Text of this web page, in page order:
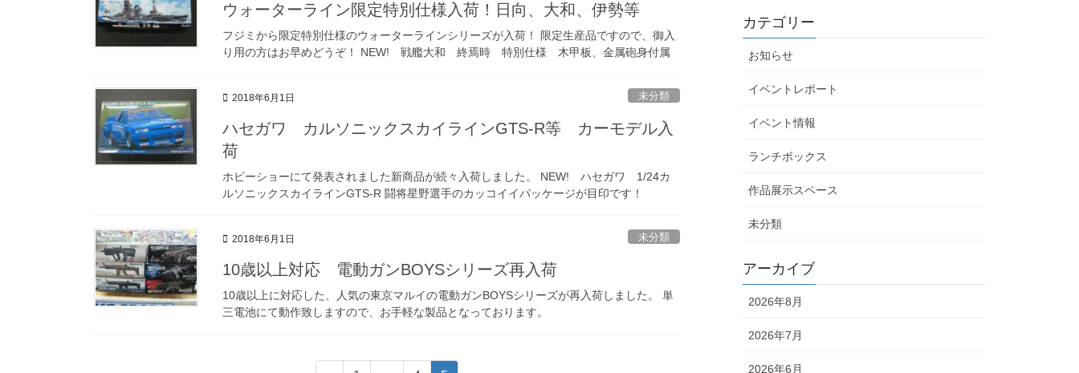
ウォーターライン限定特別仕様入荷！日向、大和、伊勢等
フジミから限定特別仕様のウォーターラインシリーズが入荷！ 限定生産品ですので、御入
り用の方はお早めどうぞ！ NEW! 戦艦大和 終焉時 特別仕様 木甲板、金属砲身付属
2018年6月1日 未分類
ハセガワ カルソニックスカイラインGTS-R等 カーモデル入
荷
ホビーショーにて発表されました新商品が続々入荷しました。 NEW! ハセガワ 1/24カ
ルソニックスカイラインGTS-R 闘将星野選手のカッコイイパッケージが目印です！
2018年6月1日 未分類
10歳以上対応 電動ガンBOYSシリーズ再入荷
10歳以上に対応した、人気の東京マルイの電動ガンBOYSシリーズが再入荷しました。 単
三電池にて動作致しますので、お手軽な製品となっております。
カテゴリー
お知らせ
イベントレポート
イベント情報
ランチボックス
作品展示スペース
未分類
アーカイブ
2026年8月
2026年7月
2026年6月